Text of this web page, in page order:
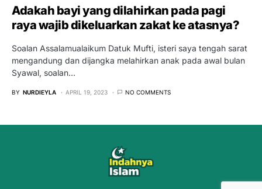
Adakah bayi yang dilahirkan pada pagi
raya wajib dikeluarkan zakat ke atasnya?
Soalan Assalamualaikum Datuk Mufti, isteri saya tengah sarat
mengandung dan dijangka melahirkan anak pada awal bulan
Syawal, soalan…
BY NURDIEYLA APRIL 19, 2023 NO COMMENTS